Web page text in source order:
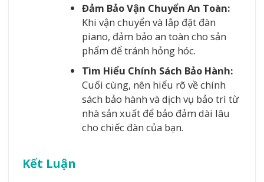
Đảm Bảo Vận Chuyển An Toàn:
Khi vận chuyển và lắp đặt đàn
piano, đảm bảo an toàn cho sản
phẩm để tránh hỏng hóc.
Tìm Hiểu Chính Sách Bảo Hành:
Cuối cùng, nên hiểu rõ về chính
sách bảo hành và dịch vụ bảo trì từ
nhà sản xuất để bảo đảm dài lâu
cho chiếc đàn của bạn.
Kết Luận